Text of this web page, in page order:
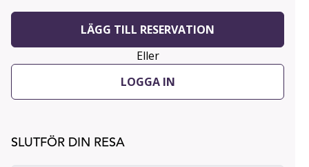
LÄGG TILL RESERVATION
Eller
LOGGA IN
SLUTFÖR DIN RESA